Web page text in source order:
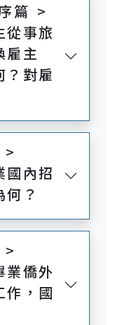
篇 >
從事旅
雇主
？對雇
>
國內招
？
>
業僑外
作，國